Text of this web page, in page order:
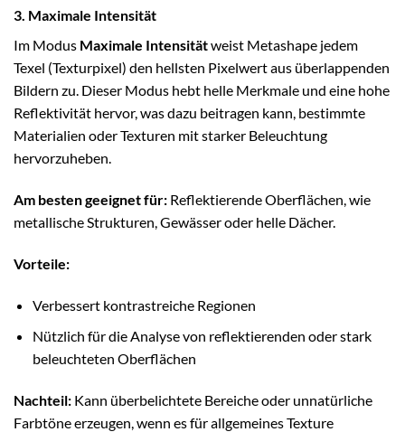
3. Maximale Intensität
Im Modus Maximale Intensitätweist Metashape jedem
Texel (Texturpixel) den hellsten Pixelwert aus überlappenden
Bildern zu. Dieser Modus hebt helle Merkmale und eine hohe
Reflektivität hervor, was dazu beitragen kann, bestimmte
Materialien oder Texturen mit starker Beleuchtung
hervorzuheben.
Am besten geeignet für: Reflektierende Oberflächen, wie
metallische Strukturen, Gewässer oder helle Dächer.
Vorteile:
Verbessert kontrastreiche Regionen
Nützlich für die Analyse von reflektierenden oder stark
beleuchteten Oberflächen
Nachteil: Kann überbelichtete Bereiche oder unnatürliche
Farbtöne erzeugen, wenn es für allgemeines Texture